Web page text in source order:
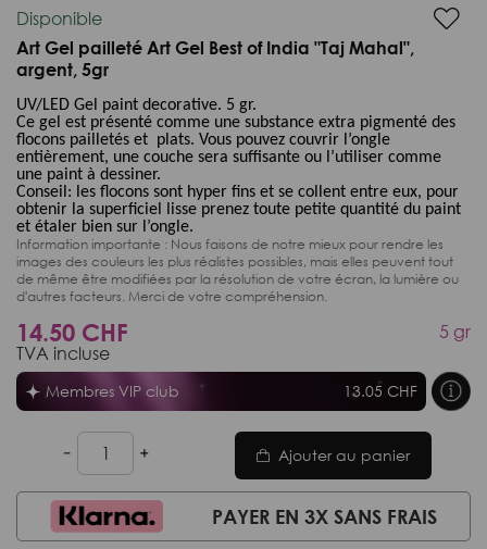
Disponible
Art Gel pailleté Art Gel Best of India "Taj Mahal",
argent, 5gr
UV/LED Gel paint decorative. 5 gr.
Ce gel est présenté comme une substance extra pigmenté des
flocons pailletés et plats. Vous pouvez couvrir l’ongle
entièrement, une couche sera suffisante ou l’utiliser comme
une paint à dessiner.
Conseil: les flocons sont hyper fins et se collent entre eux, pour
obtenir la superficiel lisse prenez toute petite quantité du paint
et étaler bien sur l’ongle.
Information importante : Nous faisons de notre mieux pour rendre les
images des couleurs les plus réalistes possibles, mais elles peuvent tout
de même être modifiées par la résolution de votre écran, la lumière ou
d'autres facteurs. Merci de votre compréhension.
14.50 CHF
5 gr
TVA incluse
Membres VIP club 13.05 CHF
Ajouter au panier
PAYER EN 3X SANS FRAIS